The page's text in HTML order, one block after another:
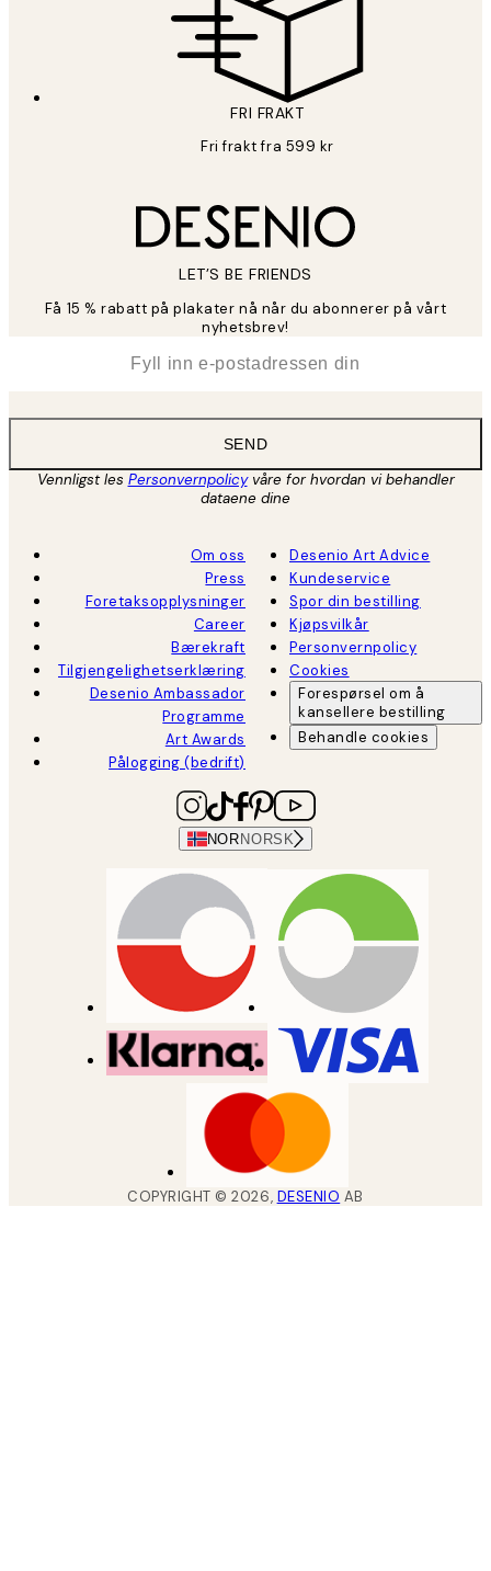
FRI FRAKT
Fri frakt fra 599 kr
LET’S BE FRIENDS
Få 15 % rabatt på plakater nå når du abonnerer på vårt
nyhetsbrev!
SEND
Vennligst les Personvernpolicyvåre for hvordan vi behandler
dataene dine
Om oss
Press
Foretaksopplysninger
Career
Bærekraft
Tilgjengelighetserklæring
Desenio Ambassador
Programme
Art Awards
Pålogging (bedrift)
Desenio Art Advice
Kundeservice
Spor din bestilling
Kjøpsvilkår
Personvernpolicy
Cookies
Forespørsel om å
kansellere bestilling
Behandle cookies
NOR NORSK
COPYRIGHT ©2026, DESENIO AB